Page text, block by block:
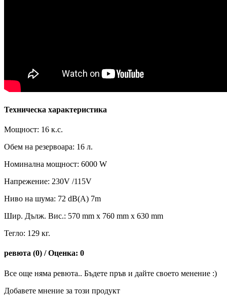
Техническа характеристика
Мощност: 16 к.с.
Обем на резервоара: 16 л.
Номинална мощност: 6000 W
Напрежение: 230V /115V
Ниво на шума: 72 dB(A) 7m
Шир. Дълж. Вис.: 570 mm x 760 mm x 630 mm
Тегло: 129 кг.
ревюта (0) / Оценка: 0
Все още няма ревюта.. Бъдете пръв и дайте своето менение :)
Добавете мнение за този продукт